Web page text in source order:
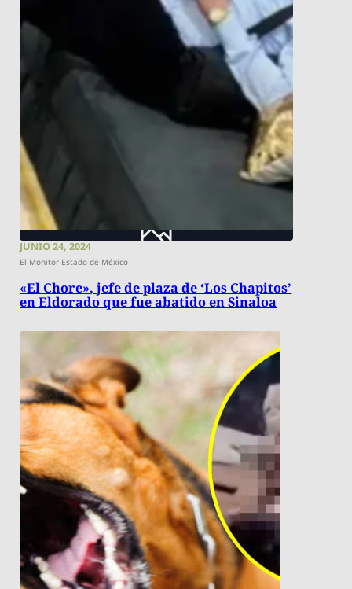
JUNIO 24, 2024
El Monitor Estado de México
«El Chore», jefe de plaza de ‘Los Chapitos’
en Eldorado que fue abatido en Sinaloa